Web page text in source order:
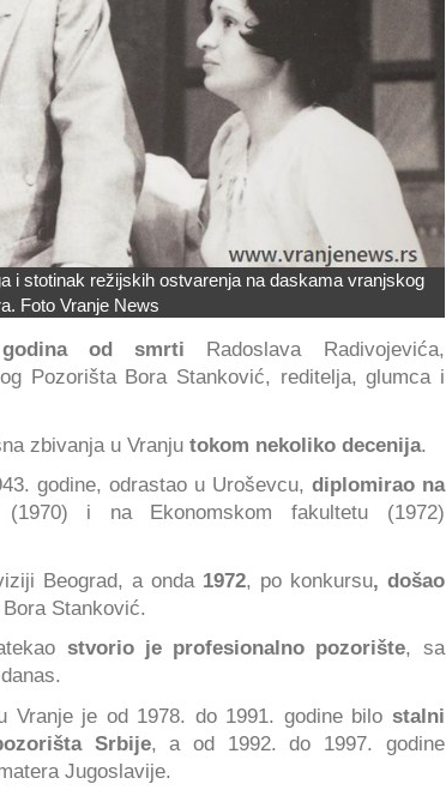
i stotinak režijskih ostvarenja na daskama vranjskog
Foto Vranje News
od smrti Radoslava Radivojevića,
Pozorišta Bora Stanković, reditelja, glumca i
zbivanja u Vranju tokom nekoliko decenija.
godine, odrastao u Uroševcu, diplomirao na
(1970) i na Ekonomskom fakultetu (1972)
Beograd, a onda 1972, po konkursu, došao
Stanković.
stvorio je profesionalno pozorište, sa
Vranje je od 1978. do 1991. godine bilo stalni
Srbije, a od 1992. do 1997. godine
Jugoslavije.